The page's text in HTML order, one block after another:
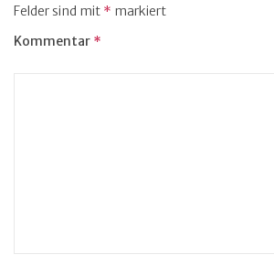
Felder sind mit * markiert
Kommentar *